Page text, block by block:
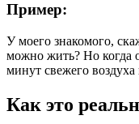
Пример:
У моего знакомого,
можно жить? Но когда
минут свежего
Как это